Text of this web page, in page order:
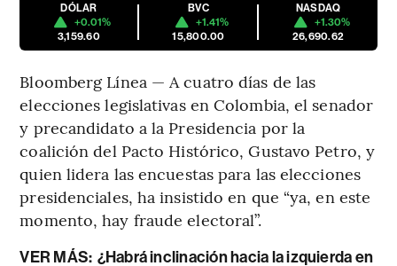
DÓLAR
+0.01%
3,159.60
BVC
+1.41%
15,800.00
NASDAQ
+1.30%
26,690.62
Bloomberg Línea — A cuatro días de las
elecciones legislativas en Colombia, el senador
y precandidato a la Presidencia por la
coalición del Pacto Histórico, Gustavo Petro, y
quien lidera las encuestas para las elecciones
presidenciales, ha insistido en que “ya, en este
momento, hay fraude electoral”.
VER MÁS: ¿Habrá inclinación hacia la izquierda en